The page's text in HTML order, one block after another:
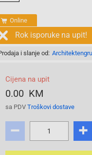
Online
Rok isporuke na upit!
i slanje od:
Cijena na upit
0.00 KM
sa PDV Troškovi dostave